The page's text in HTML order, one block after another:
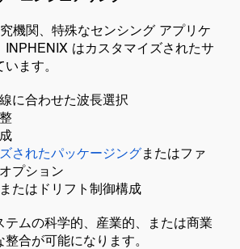
機関、特殊なセンシング アプリケ
INPHENIX はカスタマイズされたサ
ます。
に合わせた波長選択
されたパッケージング またはファ
プション
たはドリフト制御構成
テムの科学的、産業的、または商業
合が可能になります。